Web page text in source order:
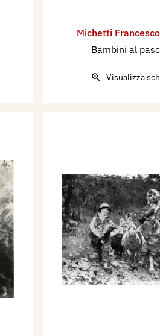
Michetti
Bambini al
Visualizza